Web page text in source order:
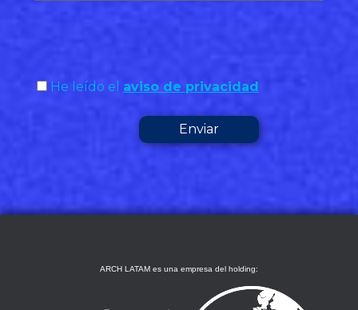
He leído el aviso de privacidad
ARCH LATAM es una empresa del holding: